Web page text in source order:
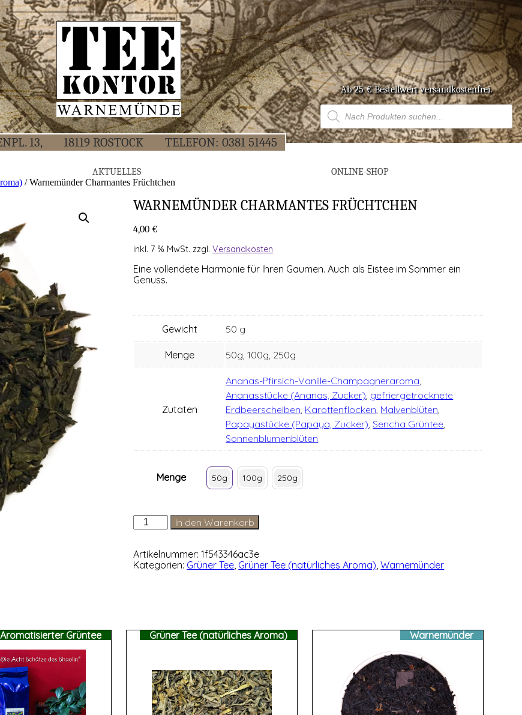
Ab 25 € Bestell­wert versandkostenfrei.
Products
search
13, 18119 ROS­TOCK TELE­FON:0381 51445
AKTU­EL­LES ONLINE-SHOP
/ War­ne­mün­der Char­man­tes Früchtchen
WAR­NE­MÜN­DER CHAR­MAN­TES FRÜCHTCHEN
4,00 €
inkl. 7 % MwSt. zzgl.Versandkosten
Eine voll­ende­te Har­mo­nie für Ihren Gau­men. Auch als Eis­tee im Som­mer ein
Genuss.
Gewicht 50 g
Menge 50g, 100g, 250g
Zutaten
Ananas-Pfirsich-Vanille-Champagneraroma
Ananasstücke (Ananas, Zucker) gefriergetrocknete
Erdbeerscheiben Karottenflocken Malvenblüten
Papayastücke (Papaya, Zucker) ,Sencha Grüntee
Sonnenblumenblüten
Menge 50g 100g 250g
Warnemünder
Charmantes
Menge
In den Warenkorb
Artikelnummer:1f543346ac3e
Kategorien: Grüner Tee, Grüner Tee (natürliches Aroma),Warnemünder
Aromatisierter Grüntee Grüner Tee (natürliches Aroma) Warnemünder